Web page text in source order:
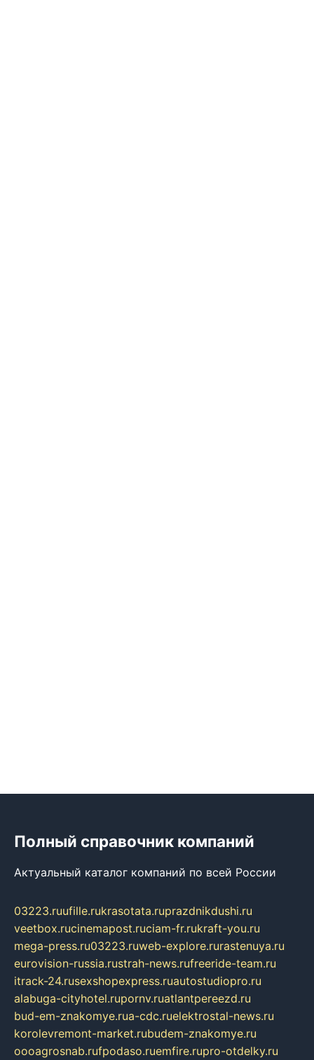
Полный справочник компаний
Актуальный каталог компаний по всей России
03223.ruufille.rukrasotata.ruprazdnikdushi.ru
veetbox.rucinemapost.ruciam-fr.rukraft-you.ru
mega-press.ru03223.ruweb-explore.rurastenuya.ru
eurovision-russia.rustrah-news.rufreeride-team.ru
itrack-24.rusexshopexpress.ruautostudiopro.ru
alabuga-cityhotel.rupornv.ruatlantpereezd.ru
bud-em-znakomye.rua-cdc.ruelektrostal-news.ru
korolevremont-market.rubudem-znakomye.ru
oooagrosnab.rufpodaso.ruemfire.rupro-otdelky.ru